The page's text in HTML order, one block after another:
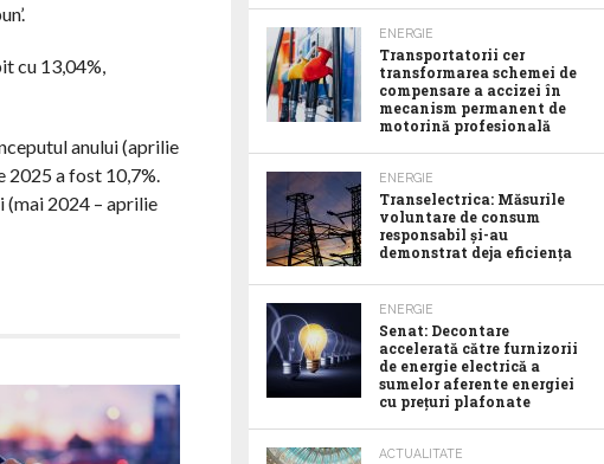
cu 13,04%,
anului (aprilie
a fost 10,7%.
(mai 2024 – aprilie
ENERGIE
Transportatorii cer
transformarea schemei de
compensare a accizei în
mecanism permanent de
motorină profesională
ENERGIE
Transelectrica: Măsurile
voluntare de consum
responsabil şi-au
demonstrat deja eficienţa
ENERGIE
Senat: Decontare
accelerată către furnizorii
de energie electrică a
sumelor aferente energiei
cu prețuri plafonate
ACTUALITATE